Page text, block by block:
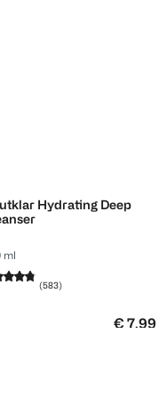
Hydrating Deep
ml
(583)
€ 7,99